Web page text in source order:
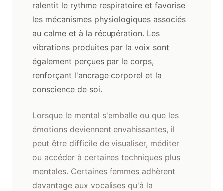
ralentit le rythme respiratoire et favorise
les mécanismes physiologiques associés
au calme et à la récupération. Les
vibrations produites par la voix sont
également perçues par le corps,
renforçant l'ancrage corporel et la
conscience de soi.
Lorsque le mental s'emballe ou que les
émotions deviennent envahissantes, il
peut être difficile de visualiser, méditer
ou accéder à certaines techniques plus
mentales. Certaines femmes adhèrent
davantage aux vocalises qu'à la